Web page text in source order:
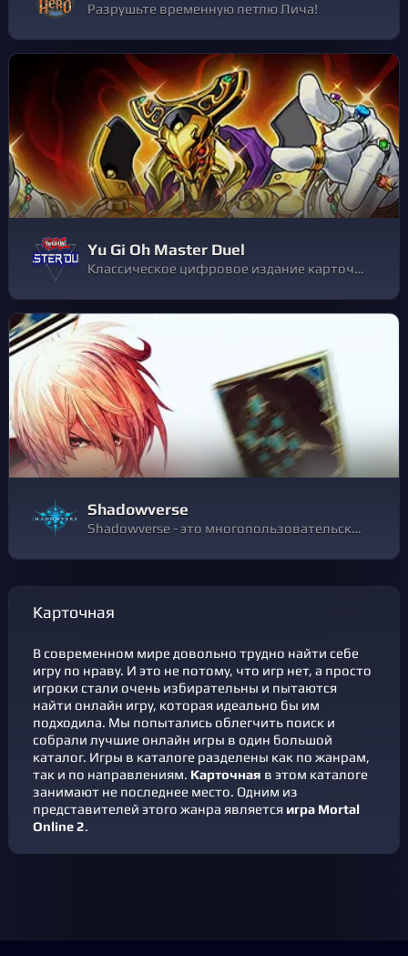
Разрушьте временную петлю Лича!
Yu Gi Oh Master Duel
Классическое цифровое издание карточной игры, которая совершенствуется больше 20 лет! Соревнуйтесь на самых высших уровнях с игроками по всему миру.
Shadowverse
Shadowverse - это многопользовательская пошаговая карточная игра ААА с веселым сообществом из более 1 миллиона игроков в день!
Карточная
В современном мире довольно трудно найти себе
игру по нраву. И это не потому, что игр нет, а просто
игроки стали очень избирательны и пытаются
найти онлайн игру, которая идеально бы им
подходила. Мы попытались облегчить поиск и
собрали лучшие онлайн игры в один большой
каталог. Игры в каталоге разделены как по жанрам,
так и по направлениям. Карточная в этом каталоге
занимают не последнее место. Одним из
представителей этого жанра является игра Mortal
Online 2.